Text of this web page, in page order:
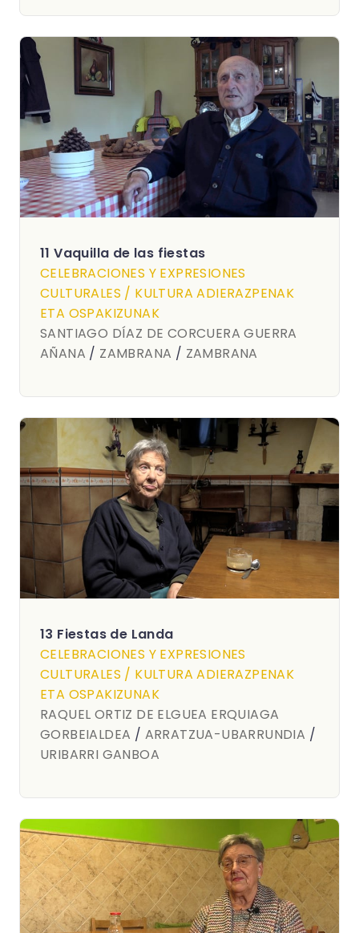
11 Vaquilla de las fiestas
CELEBRACIONES Y EXPRESIONES
CULTURALES / KULTURA ADIERAZPENAK
ETA OSPAKIZUNAK
SANTIAGO DÍAZ DE CORCUERA GUERRA
AÑANA / ZAMBRANA / ZAMBRANA
13 Fiestas de Landa
CELEBRACIONES Y EXPRESIONES
CULTURALES / KULTURA ADIERAZPENAK
ETA OSPAKIZUNAK
RAQUEL ORTIZ DE ELGUEA ERQUIAGA
GORBEIALDEA / ARRATZUA-UBARRUNDIA /
URIBARRI GANBOA